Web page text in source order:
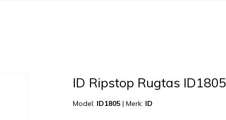
ID Ripstop Rugtas ID1805
Model: ID1805 |Merk: ID